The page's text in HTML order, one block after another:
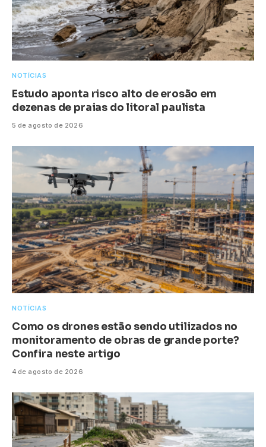
NOTÍCIAS
Estudo aponta risco alto de erosão em
dezenas de praias do litoral paulista
5 de agosto de 2026
NOTÍCIAS
Como os drones estão sendo utilizados no
monitoramento de obras de grande porte?
Confira neste artigo
4 de agosto de 2026